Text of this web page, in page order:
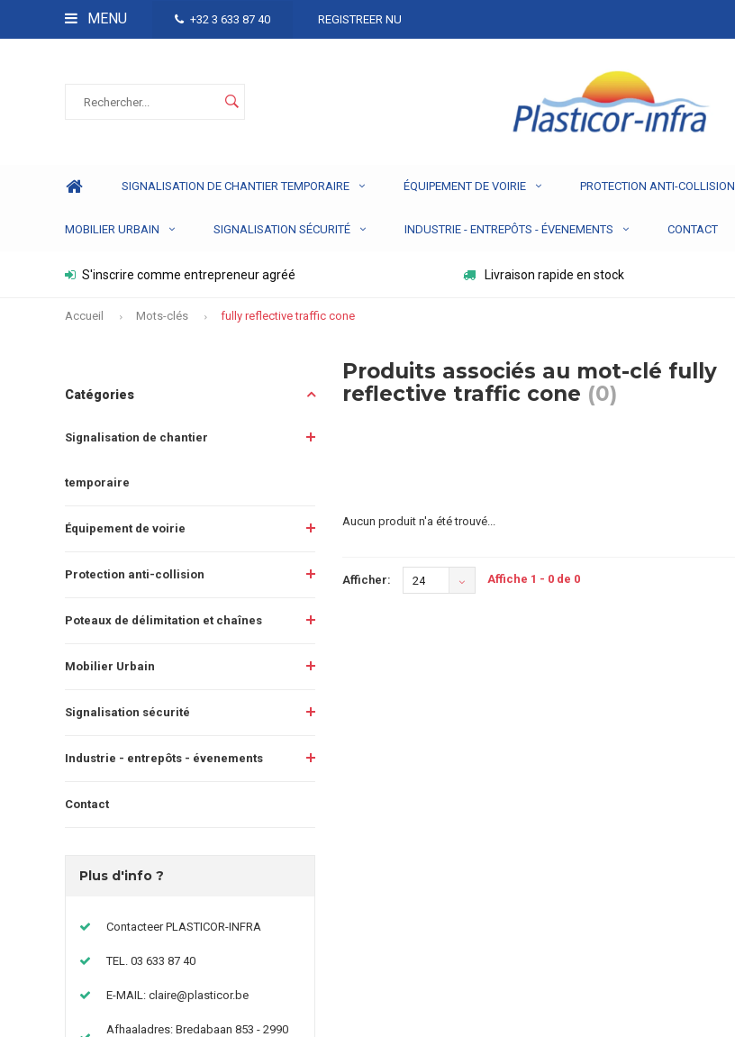
MENU +32 3 633 87 40 REGISTREER NU
SIGNALISATION DE CHANTIER TEMPORAIRE ÉQUIPEMENT DE VOIRIE PROTECTION ANTI-COLLISION
MOBILIER URBAIN SIGNALISATION SÉCURITÉ INDUSTRIE - ENTREPÔTS - ÉVENEMENTS CONTACT
S'inscrire comme entrepreneur agréé Livraison rapide en stock
Accueil Mots-clés fully reflective traffic cone
Catégories
Signalisation de chantier
temporaire
Équipement de voirie
Protection anti-collision
Poteaux de délimitation et chaînes
Mobilier Urbain
Signalisation sécurité
Industrie - entrepôts - évenements
Contact
Plus d'info ?
Contacteer PLASTICOR-INFRA
TEL. 03 633 87 40
E-MAIL: claire@plasticor.be
Afhaaladres: Bredabaan 853 - 2990
Produits associés au mot-clé fully
reflective traffic cone (0)
Aucun produit n'a été trouvé...
Afficher: 24 Affiche 1 - 0 de 0